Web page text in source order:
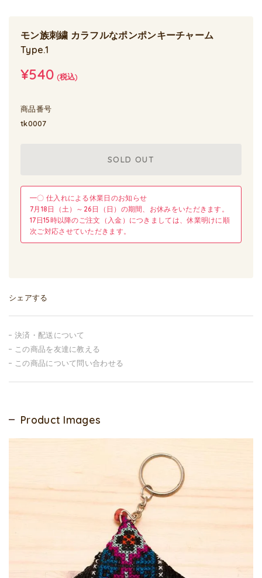
モン族刺繍 カラフルなポンポンキーチャーム
Type.1
¥540 (税込)
商品番号
tk0007
SOLD OUT
━〇 仕入れによる休業日のお知らせ
7月18日（土）～26日（日）の期間、お休みをいただきます。
17日15時以降のご注文（入金）につきましては、休業明けに順
次ご対応させていただきます。
シェアする
決済・配送について
この商品を友達に教える
この商品について問い合わせる
Product Images